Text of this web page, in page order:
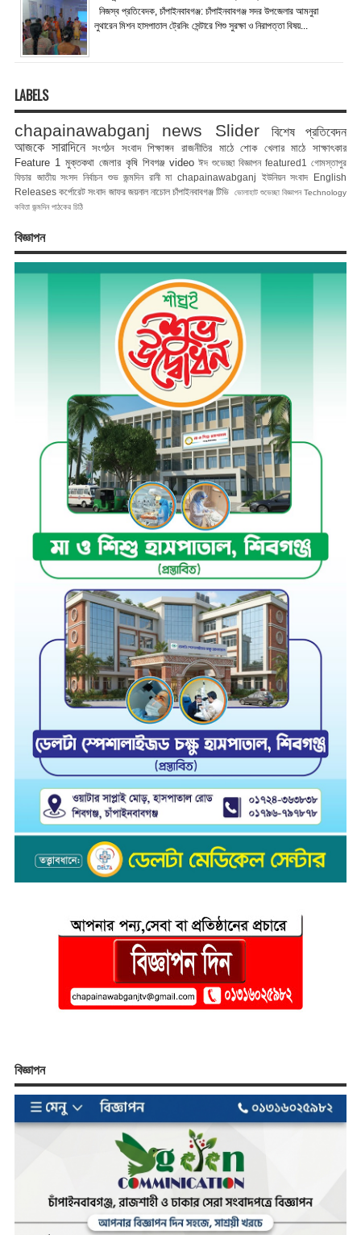
নিজস্ব প্রতিবেদক, চাঁপাইনবাবগঞ্জ: চাঁপাইনবাবগঞ্জ সদর উপজেলার আমনুরা
লুথারেন মিশন হাসপাতাল ট্রেনিং সেন্টারে শিশু সুরক্ষা ও নিরাপত্তা বিষয়...
LABELS
chapainawabganj news Slider
বিশেষ প্রতিবেদন
আজকে সারাদিনে সংগঠন সংবাদ শিক্ষাঙ্গন রাজনীতির মাঠে শোক খেলার মাঠে
সাক্ষাৎকার
Feature 1 মুক্তকথা জেলার কৃষি শিবগঞ্জ video ঈদ শুভেচ্ছা বিজ্ঞাপন featured1
গোমস্তাপুর
ফিচার জাতীয় সংসদ নির্বাচন শুভ জন্মদিন রানী মা chapainawabganj ইউনিয়ন সংবাদ English
Releases কর্পোরেট সংবাদ জাফর জয়নাল নাচোল চাঁপাইনবাবগঞ্জ টিভি ভোলাহাট শুভেচ্ছা বিজ্ঞাপন Technology
কবিতা জন্মদিন পাঠকের চিঠি
বিজ্ঞাপন
বিজ্ঞাপন